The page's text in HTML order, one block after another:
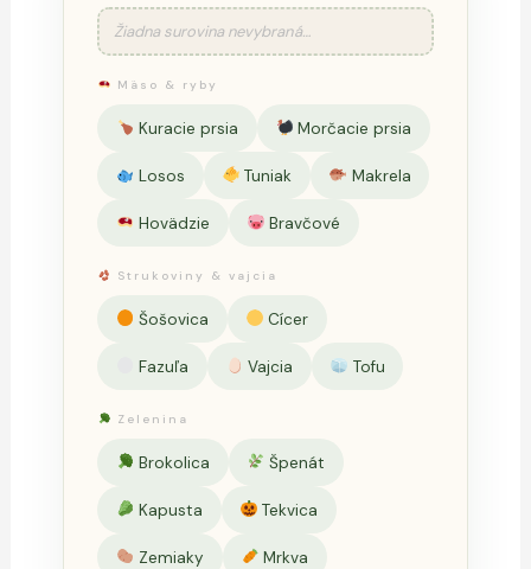
Žiadna surovina nevybraná…
Mäso & ryby
Kuracie prsia Morčacie prsia
Losos Tuniak Makrela
Hovädzie Bravčové
Strukoviny & vajcia
Šošovica Cícer
Fazuľa Vajcia Tofu
Zelenina
Brokolica Špenát
Kapusta Tekvica
Zemiaky Mrkva